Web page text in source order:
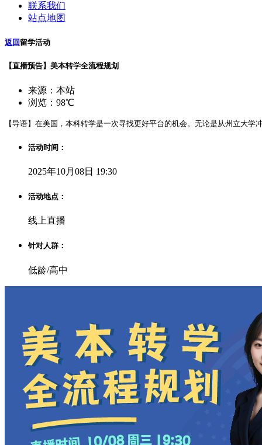
联系我们
站点地图
返回 留学活动
【直播预告】美本转学全流程规划
来源：本站
浏览：98℃
【导语】在美国，本科转学是一次寻找更好平台的机会。无论是从州立大
活动时间：
2025年10月08日 19:30
活动地点：
线上直播
针对人群：
低龄/高中